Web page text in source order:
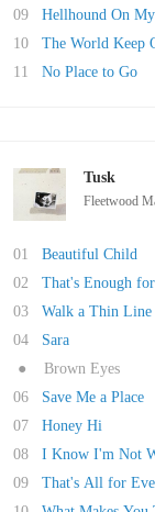
09
Hellhound On
10
The World Keep
11
No Place to Go
Tusk
Fleetwood
01
Beautiful Child
02
That's Enough
03
Walk a Thin Line
04
Sara
●
Brown Eyes
06
Save Me a Place
07
Honey Hi
08
I Know I'm Not
09
That's All for